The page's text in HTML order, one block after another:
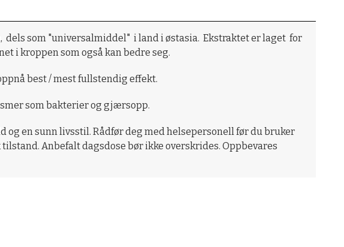
som "universalmiddel" i land i østasia. Ekstraktet er laget for
i kroppen som også kan bedre seg.
best / mest fullstendig effekt.
som bakterier og gjærsopp.
en sunn livsstil. Rådfør deg med helsepersonell før du bruker
Anbefalt dagsdose bør ikke overskrides. Oppbevares